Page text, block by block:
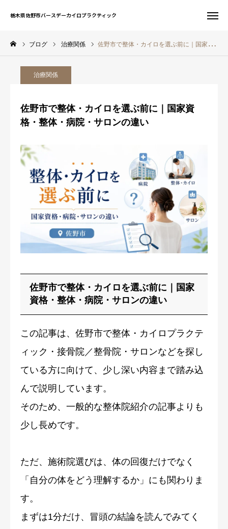
栃木県佐野市バースデーカイロプラクティック
ブログ 治療関係 佐野市で整体・カイロを選ぶ前に｜国家資格・整体・病院・サロンの違い
治療関係
佐野市で整体・カイロを選ぶ前に｜国家資
格・整体・病院・サロンの違い
佐野市で整体・カイロを選ぶ前に｜国家
資格・整体・病院・サロンの違い
この記事は、佐野市で整体・カイロプラクテ
ィック・接骨院／整骨院・サロンなどを探し
ている方に向けて、少し深い内容まで踏み込
んで説明しています。
そのため、一般的な整体院紹介の記事よりも
少し長めです。
ただ、施術院選びは、体の回復だけでなく
「自分の体をどう理解するか」にも関わりま
す。
まずは1分だけ、冒頭の結論を読んでみてく
栃木県佐野市バースデーカイロプラクティック
お問い合わせ
サイト一覧
ホーム
初めての方へ
当院について
症状別案内
症例・喜びの声
ブログ